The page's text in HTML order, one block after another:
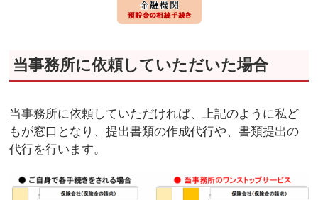
当事務所に依頼していただいた場合
当事務所に依頼していただければ、上記のように私ど
もが窓口となり、提出書類の作成代行や、書類提出の
代行を行います。